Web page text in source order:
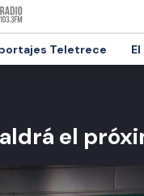
Teletrece
el